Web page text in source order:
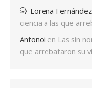
Lorena Fernández
ciencia a las que
Antonoi en Las sin
que arrebataron su